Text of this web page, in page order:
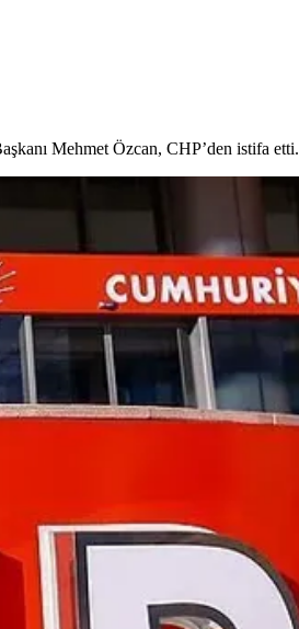
Mehmet Özcan, CHP’den istifa etti.